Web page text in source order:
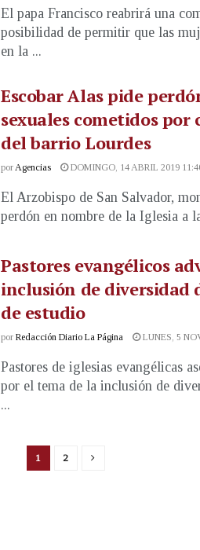
El papa Francisco reabrirá una
posibilidad de permitir que las
en la ...
Escobar Alas pide
sexuales cometidos
del barrio Lourdes
por Agencias DOMINGO, 14 ABRIL 2019
El Arzobispo de San Salvador,
perdón en nombre de la Iglesia a
Pastores evangélicos
inclusión de diversidad
de estudio
por Redacción Diario La Página LUNES, 5
Pastores de iglesias evangélicas
por el tema de la inclusión de
...
1 2